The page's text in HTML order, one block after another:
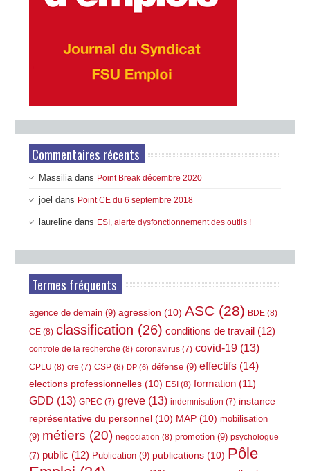
Commentaires récents
Massilia dans Point Break décembre 2020
joel dans Point CE du 6 septembre 2018
laureline dans ESI, alerte dysfonctionnement des outils !
Termes fréquents
agence de demain (9) agression (10) ASC (28) BDE (8)
CE (8) classification (26) conditions de travail (12)
controle de la recherche (8) coronavirus (7) covid-19 (13)
CPLU (8) cre (7) CSP (8) DP (6) défense (9) effectifs (14)
elections professionnelles (10) ESI (8) formation (11)
GDD (13) GPEC (7) greve (13) indemnisation (7) instance
représentative du personnel (10) MAP (10) mobilisation
(9) métiers (20) negociation (8) promotion (9) psychologue
(7) public (12) Publication (9) publications (10) Pôle